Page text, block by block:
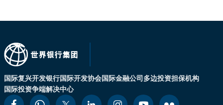
国际复兴开发银行国际开发协会国际金融公司多边投资担保机构
国际投资争端解决中心